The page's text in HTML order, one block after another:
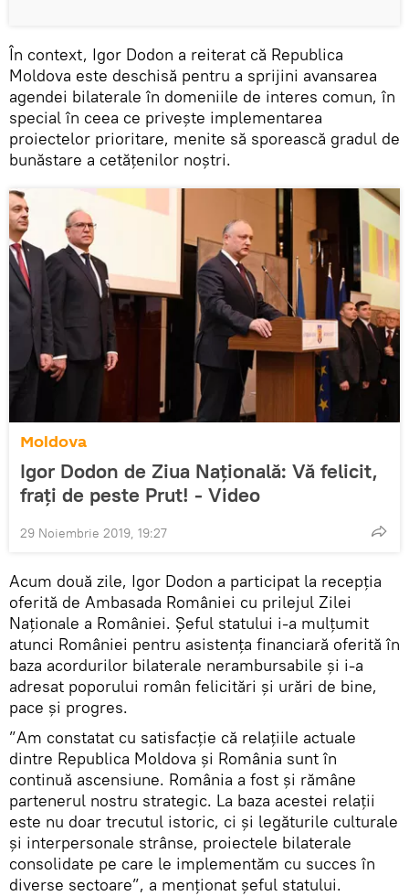
În context, Igor Dodon a reiterat că Republica
Moldova este deschisă pentru a sprijini avansarea
agendei bilaterale în domeniile de interes comun, în
special în ceea ce privește implementarea
proiectelor prioritare, menite să sporească gradul de
bunăstare a cetățenilor noștri.
Moldova
Igor Dodon de Ziua Națională: Vă felicit,
frați de peste Prut! - Video
29 Noiembrie 2019, 19:27
Acum două zile, Igor Dodon a participat la recepția
oferită de Ambasada României cu prilejul Zilei
Naționale a României. Șeful statului i-a mulțumit
atunci României pentru asistența financiară oferită în
baza acordurilor bilaterale nerambursabile și i-a
adresat poporului român felicitări şi urări de bine,
pace și progres.
”Am constatat cu satisfacție că relațiile actuale
dintre Republica Moldova și România sunt în
continuă ascensiune. România a fost şi rămâne
partenerul nostru strategic. La baza acestei relații
este nu doar trecutul istoric, ci și legăturile culturale
și interpersonale strânse, proiectele bilaterale
consolidate pe care le implementăm cu succes în
diverse sectoare”, a menționat șeful statului.